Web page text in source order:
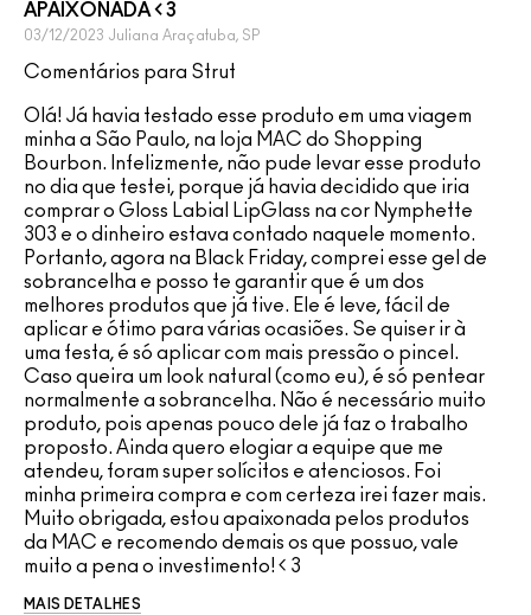
APAIXONADA < 3
03/12/2023 Juliana Araçatuba, SP
Comentários para Strut
Olá! Já havia testado esse produto em uma viagem
minha a São Paulo, na loja MAC do Shopping
Bourbon. Infelizmente, não pude levar esse produto
no dia que testei, porque já havia decidido que iria
comprar o Gloss Labial LipGlass na cor Nymphette
303 e o dinheiro estava contado naquele momento.
Portanto, agora na Black Friday, comprei esse gel de
sobrancelha e posso te garantir que é um dos
melhores produtos que já tive. Ele é leve, fácil de
aplicar e ótimo para várias ocasiões. Se quiser ir à
uma festa, é só aplicar com mais pressão o pincel.
Caso queira um look natural (como eu), é só pentear
normalmente a sobrancelha. Não é necessário muito
produto, pois apenas pouco dele já faz o trabalho
proposto. Ainda quero elogiar a equipe que me
atendeu, foram super solícitos e atenciosos. Foi
minha primeira compra e com certeza irei fazer mais.
Muito obrigada, estou apaixonada pelos produtos
da MAC e recomendo demais os que possuo, vale
muito a pena o investimento! < 3
MAIS DETALHES